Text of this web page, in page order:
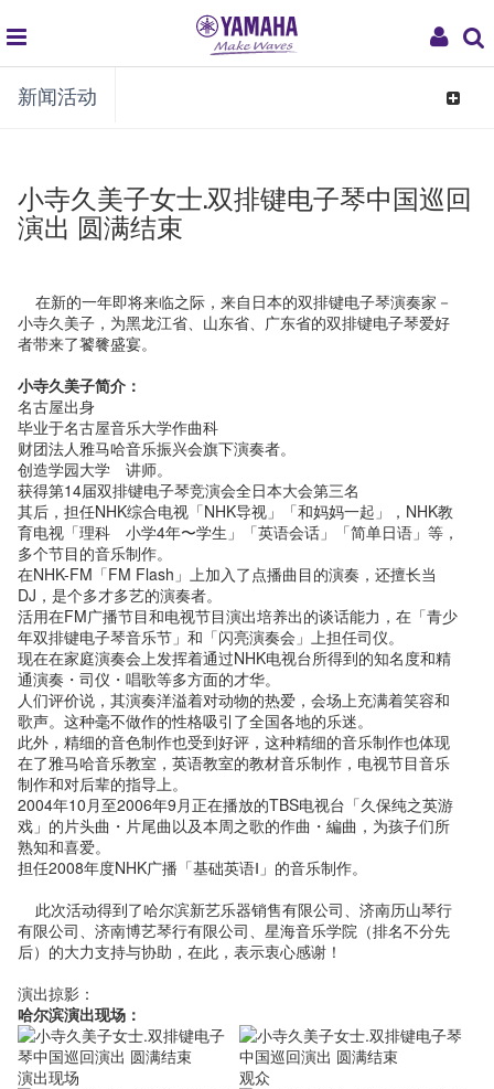
My
global
navigation
新闻活动
Toggle
小寺久美子女士.双排键电子琴中国巡回
演出 圆满结束
在新的一年即将来临之际，来自日本的双排键电子琴演奏家－
小寺久美子，为黑龙江省、山东省、广东省的双排键电子琴爱好
者带来了饕餮盛宴。
小寺久美子简介：
名古屋出身
毕业于名古屋音乐大学作曲科
财团法人雅马哈音乐振兴会旗下演奏者。
创造学园大学 讲师。
获得第14届双排键电子琴竞演会全日本大会第三名
其后，担任NHK综合电视「NHK导视」「和妈妈一起」，NHK教
育电视「理科 小学4年〜学生」「英语会话」「简单日语」等，
多个节目的音乐制作。
在NHK-FM「FM Flash」上加入了点播曲目的演奏，还擅长当
DJ，是个多才多艺的演奏者。
活用在FM广播节目和电视节目演出培养出的谈话能力，在「青少
年双排键电子琴音乐节」和「闪亮演奏会」上担任司仪。
现在在家庭演奏会上发挥着通过NHK电视台所得到的知名度和精
通演奏・司仪・唱歌等多方面的才华。
人们评价说，其演奏洋溢着对动物的热爱，会场上充满着笑容和
歌声。这种毫不做作的性格吸引了全国各地的乐迷。
此外，精细的音色制作也受到好评，这种精细的音乐制作也体现
在了雅马哈音乐教室，英语教室的教材音乐制作，电视节目音乐
制作和对后辈的指导上。
2004年10月至2006年9月正在播放的TBS电视台「久保纯之英游
戏」的片头曲・片尾曲以及本周之歌的作曲・編曲，为孩子们所
熟知和喜爱。
担任2008年度NHK广播「基础英语Ⅰ」的音乐制作。
此次活动得到了哈尔滨新艺乐器销售有限公司、济南历山琴行
有限公司、济南博艺琴行有限公司、星海音乐学院（排名不分先
后）的大力支持与协助，在此，表示衷心感谢！
演出掠影：
哈尔滨演出现场：
演出现场 观众